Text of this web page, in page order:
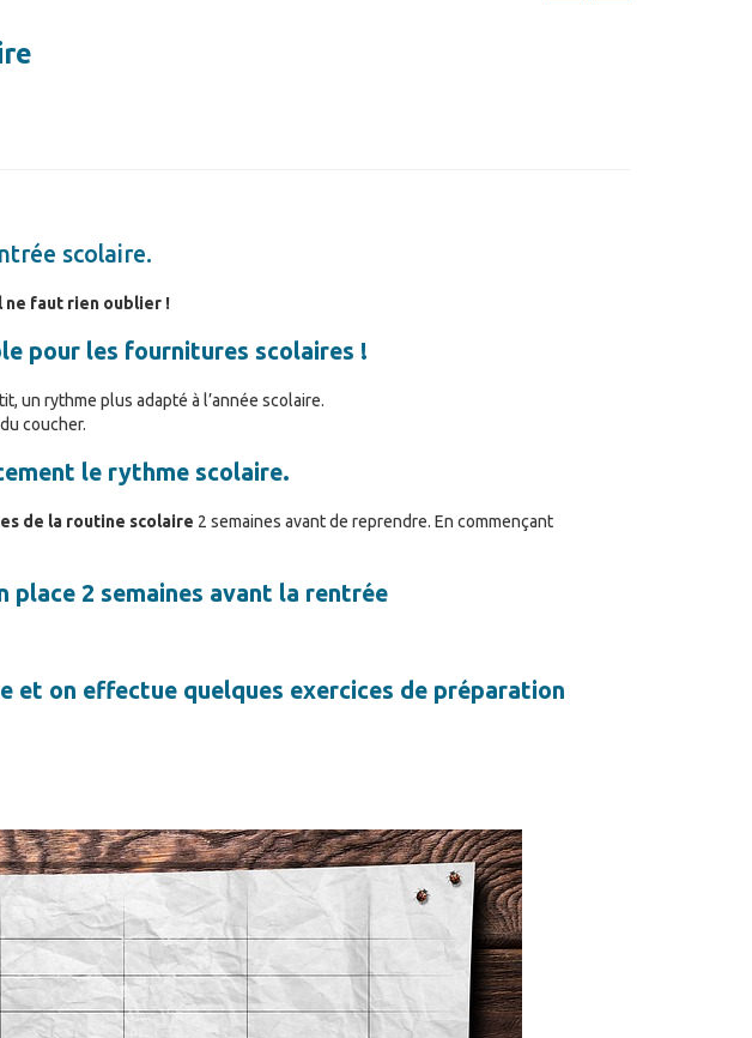
scolaire.
ne faut rien oublier !
pour les fournitures scolaires !
un rythme plus adapté à l’année scolaire.
coucher.
le rythme scolaire.
de la routine scolaire 2 semaines avant de reprendre. En commençant
place 2 semaines avant la rentrée
et on effectue quelques exercices de préparation